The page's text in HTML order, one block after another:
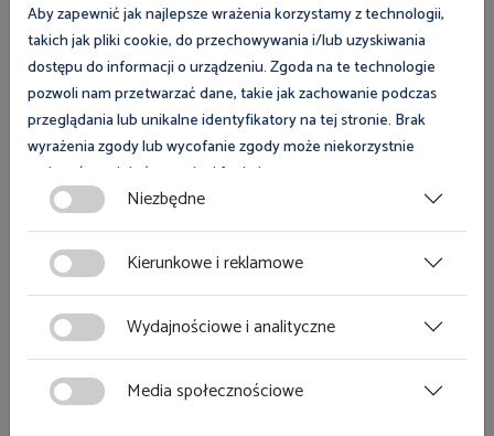
Inne
12 sierpnia 2026
Linia telefoniczna (woj. pomorskie)
Wakacyjna linia telefoniczna OIP Gdańsk
Więcej
Aby zapewnić jak najlepsze wrażenia korzystamy z technologii,
takich jak pliki cookie, do przechowywania i/lub uzyskiwania
dostępu do informacji o urządzeniu. Zgoda na te technologie
pozwoli nam przetwarzać dane, takie jak zachowanie podczas
przeglądania lub unikalne identyfikatory na tej stronie. Brak
wyrażenia zgody lub wycofanie zgody może niekorzystnie
wpłynąć na niektóre cechy i funkcje.
Zgoda na pliki cookies jest dobrowolna i można ją wycofać lub
zmodyfikować w dowolnym momencie klikając w przycisk
ciasteczka w lewym dolnym rogu strony. Więcej informacji
znajdziesz w
Niezbędne
Kierunkowe i reklamowe
Wydajnościowe i analityczne
Media społecznościowe